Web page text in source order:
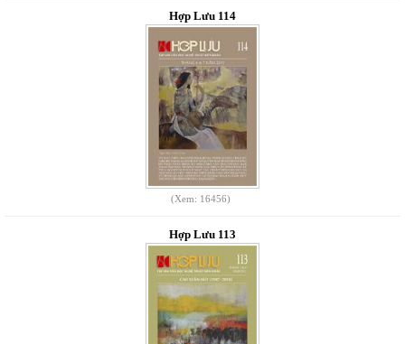
Hợp Lưu 114
(Xem: 16456)
Hợp Lưu 113